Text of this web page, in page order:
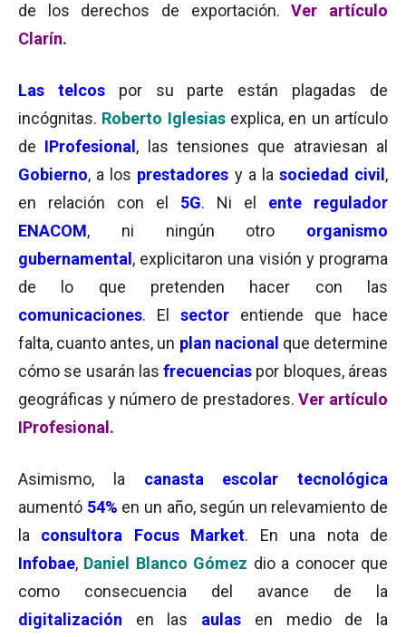
de los derechos de exportación.Ver artículo
Clarín.
Las telcos
por su parte están plagadas de
incógnitas. Roberto Iglesiasexplica, en un artículo
de IProfesional , las tensiones que atraviesan al
Gobierno, a los prestadores y a la sociedad civil ,
en relación con el 5G. Ni el ente regulador
ENACOM, ni ningún otro organismo
gubernamental , explicitaron una visión y programa
de lo que pretenden hacer con las
comunicaciones. El sector entiende que hace
falta, cuanto antes, un plan nacional que determine
cómo se usarán lasfrecuencias por bloques, áreas
geográficas y número de prestadores.Ver artículo
IProfesional.
Asimismo, la canasta escolar tecnológica
aumentó 54% en un año, según un relevamiento de
la consultora Focus Market. En una nota de
Infobae, Daniel Blanco Gómez dio a conocer que
como consecuencia del avance de la
digitalización en las aulas en medio de la